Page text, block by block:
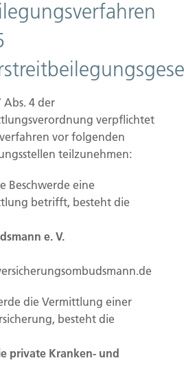
Stelle
für die
dieser Website ist:
Brück
ist die natürliche oder
oder gemeinsam mit
und Mittel der
Daten (z.B.
o. Ä.) entscheidet.
zur
Abs. 4 der
verpflichtet
vor folgenden
teilzunehmen:
Beschwerde eine
betrifft, besteht die
e. V.
die Vermittlung einer
besteht die
private Kranken- und